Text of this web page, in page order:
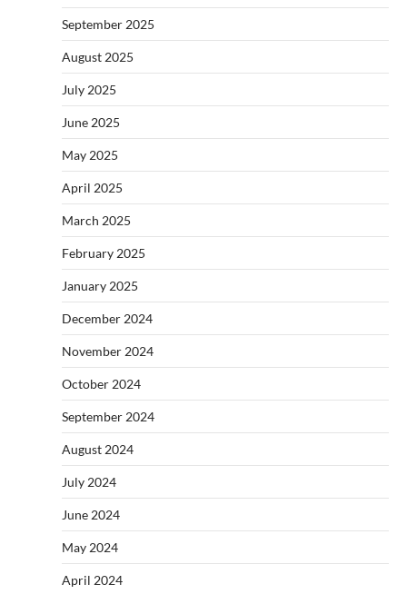
September 2025
August 2025
July 2025
June 2025
May 2025
April 2025
March 2025
February 2025
January 2025
December 2024
November 2024
October 2024
September 2024
August 2024
July 2024
June 2024
May 2024
April 2024